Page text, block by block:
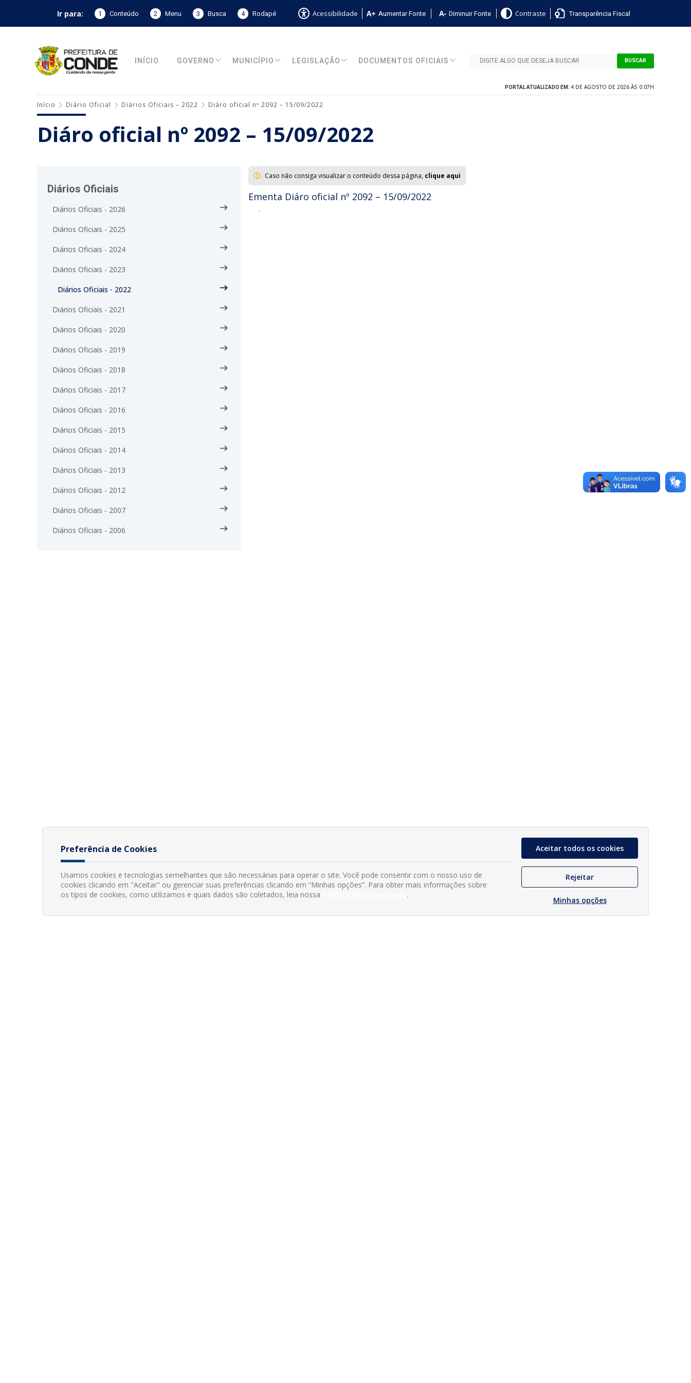
Ir para: 1 Conteúdo 2 Menu 3 Busca 4 Rodapé Acessibilidade Aumentar Fonte Diminuir Fonte Contraste Transparência Fiscal
INÍCIO GOVERNO MUNICÍPIO LEGISLAÇÃO DOCUMENTOS OFICIAIS BUSCAR
PORTAL ATUALIZADO EM: 4 DE AGOSTO DE 2026 ÀS 0:07H
Início Diário Oficial Diários Oficiais – 2022 Diáro oficial nº 2092 – 15/09/2022
Diáro oficial nº 2092 – 15/09/2022
Diários Oficiais
Diários Oficiais - 2026
Diários Oficiais - 2025
Diários Oficiais - 2024
Diários Oficiais - 2023
Diários Oficiais - 2022
Diários Oficiais - 2021
Diários Oficiais - 2020
Diários Oficiais - 2019
Diários Oficiais - 2018
Diários Oficiais - 2017
Diários Oficiais - 2016
Diários Oficiais - 2015
Diários Oficiais - 2014
Diários Oficiais - 2013
Diários Oficiais - 2012
Diários Oficiais - 2007
Diários Oficiais - 2006
Caso não consiga visualizar o conteúdo dessa página, clique aqui
Ementa Diáro oficial nº 2092 – 15/09/2022
.
Preferência de Cookies
Usamos cookies e tecnologias semelhantes que são necessárias para operar o site. Você pode consentir com o nosso uso de
cookies clicando em "Aceitar" ou gerenciar suas preferências clicando em “Minhas opções”. Para obter mais informações sobre
os tipos de cookies, como utilizamos e quais dados são coletados, leia nossa
.
Aceitar todos os cookies
Rejeitar
Minhas opções